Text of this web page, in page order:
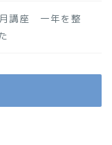
講座 一年を整